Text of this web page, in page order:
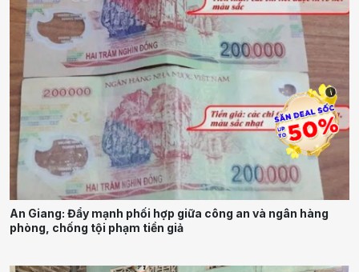
An Giang: Đẩy mạnh phối hợp giữa công an và ngân hàng
phòng, chống tội phạm tiền giả
i